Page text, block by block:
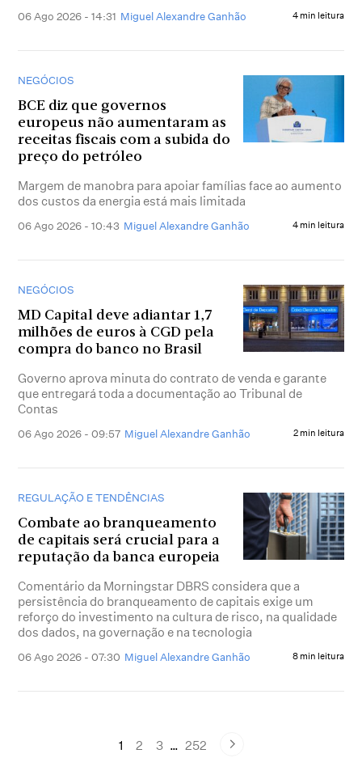
06 Ago 2026 - 14:31 Miguel Alexandre Ganhão 4 min leitura
NEGÓCIOS
BCE diz que governos
europeus não aumentaram as
receitas fiscais com a subida do
preço do petróleo
Margem de manobra para apoiar famílias face ao aumento
dos custos da energia está mais limitada
06 Ago 2026 - 10:43 Miguel Alexandre Ganhão 4 min leitura
NEGÓCIOS
MD Capital deve adiantar 1,7
milhões de euros à CGD pela
compra do banco no Brasil
Governo aprova minuta do contrato de venda e garante
que entregará toda a documentação ao Tribunal de
Contas
06 Ago 2026 - 09:57 Miguel Alexandre Ganhão 2 min leitura
REGULAÇÃO E TENDÊNCIAS
Combate ao branqueamento
de capitais será crucial para a
reputação da banca europeia
Comentário da Morningstar DBRS considera que a
persistência do branqueamento de capitais exige um
reforço do investimento na cultura de risco, na qualidade
dos dados, na governação e na tecnologia
06 Ago 2026 - 07:30 Miguel Alexandre Ganhão 8 min leitura
1 2 3 … 252